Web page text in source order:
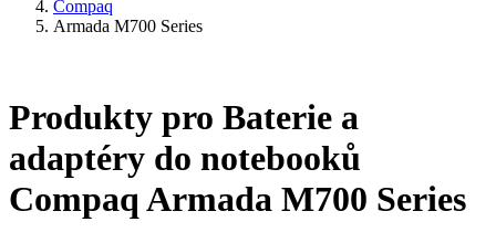
Compaq
Armada M700 Series
Produkty pro Baterie a
adaptéry do notebooků
Compaq Armada M700 Series